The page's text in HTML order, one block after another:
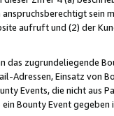
sein
aufruft und (2) der
zugrundeliegende
Adressen, Einsatz von
Events, die nicht
Bounty Event